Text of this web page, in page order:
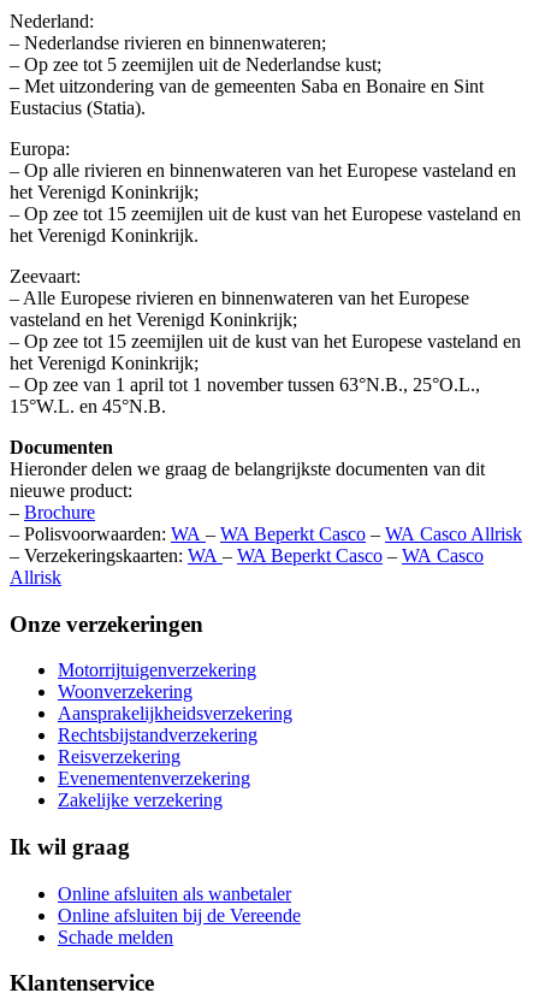
Nederland:
– Nederlandse rivieren en binnenwateren;
– Op zee tot 5 zeemijlen uit de Nederlandse kust;
– Met uitzondering van de gemeenten Saba en Bonaire en Sint
Eustacius (Statia).
Europa:
– Op alle rivieren en binnenwateren van het Europese vasteland en
het Verenigd Koninkrijk;
– Op zee tot 15 zeemijlen uit de kust van het Europese vasteland en
het Verenigd Koninkrijk.
Zeevaart:
– Alle Europese rivieren en binnenwateren van het Europese
vasteland en het Verenigd Koninkrijk;
– Op zee tot 15 zeemijlen uit de kust van het Europese vasteland en
het Verenigd Koninkrijk;
– Op zee van 1 april tot 1 november tussen 63°N.B., 25°O.L.,
15°W.L. en 45°N.B.
Documenten
Hieronder delen we graag de belangrijkste documenten van dit
nieuwe product:
– Brochure
– Polisvoorwaarden: WA – WA Beperkt Casco – WA Casco Allrisk
– Verzekeringskaarten: WA – WA Beperkt Casco – WA Casco
Allrisk
Onze verzekeringen
Motorrijtuigenverzekering
Woonverzekering
Aansprakelijkheidsverzekering
Rechtsbijstandverzekering
Reisverzekering
Evenementenverzekering
Zakelijke verzekering
Ik wil graag
Online afsluiten als wanbetaler
Online afsluiten bij de Vereende
Schade melden
Klantenservice